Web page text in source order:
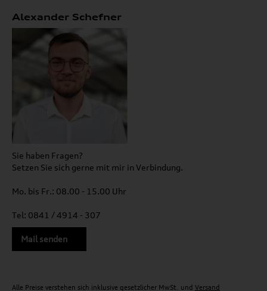
Alexander Schefner
Sie haben Fragen?
Setzen Sie sich gerne mit mir in Verbindung.
Mo. bis Fr.: 08.00 - 15.00 Uhr
Tel: 0841 / 4914 - 307
Mail senden
Alle Preise verstehen sich inklusive gesetzlicher MwSt. und Versand